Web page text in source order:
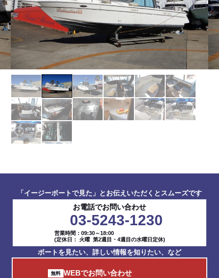
「イージーボートで見た」とお伝えいただくとスムーズです
お電話でお問い合わせ
03-5243-1230
営業時間：09:30～18:00
(定休日： 火曜 第2週目・4週目の水曜日定休)
ボートを見たい、詳しい情報を知りたい、など
WEBでお問い合わせ